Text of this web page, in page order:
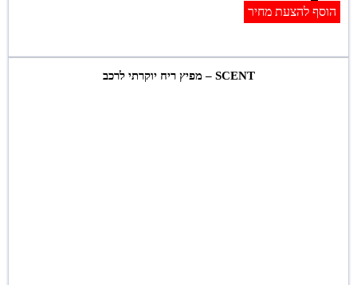
הוסף להצעת מחיר
SCENT – מפיץ ריח יוקרתי לרכב